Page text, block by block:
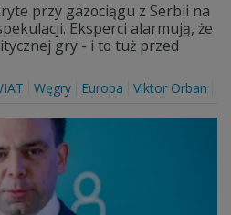
przy gazociągu z Serbii na
Eksperci alarmują, że
gry - i to tuż przed
Węgry Europa Viktor Orban